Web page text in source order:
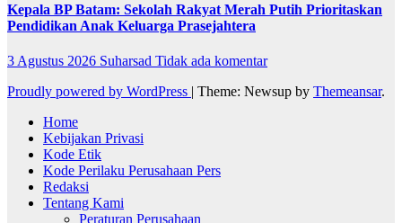
Kepala BP Batam: Sekolah Rakyat Merah Putih Prioritaskan
Pendidikan Anak Keluarga Prasejahtera
3 Agustus 2026 Suharsad Tidak ada komentar
Proudly powered by WordPress | Theme: Newsup by Themeansar.
Home
Kebijakan Privasi
Kode Etik
Kode Perilaku Perusahaan Pers
Redaksi
Tentang Kami
Peraturan Perusahaan